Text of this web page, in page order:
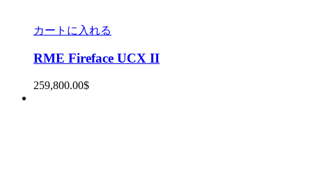
カートに入れる
RME Fireface UCX II
259,800.00$